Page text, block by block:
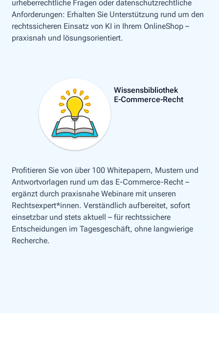
urheberrechtliche Fragen oder datenschutzrechtliche
Anforderungen: Erhalten Sie Unterstützung rund um den
rechtssicheren Einsatz von KI in Ihrem OnlineShop –
praxisnah und lösungsorientiert.
Wissensbibliothek
E-Commerce-Recht
Profitieren Sie von über 100 Whitepapern, Mustern und
Antwortvorlagen rund um das E-Commerce-Recht –
ergänzt durch praxisnahe Webinare mit unseren
Rechtsexpert*innen. Verständlich aufbereitet, sofort
einsetzbar und stets aktuell – für rechtssichere
Entscheidungen im Tagesgeschäft, ohne langwierige
Recherche.